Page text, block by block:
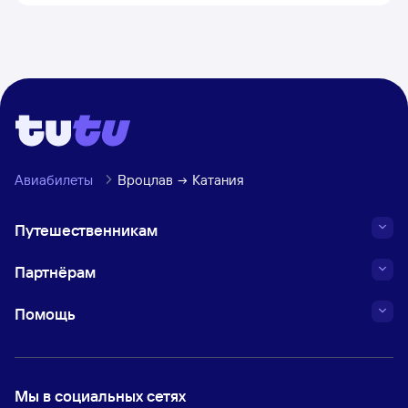
Авиабилеты Вроцлав Катания
Путешественникам
Партнёрам
Помощь
Мы в социальных сетях